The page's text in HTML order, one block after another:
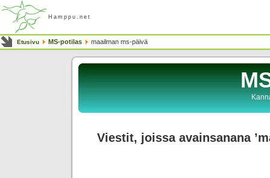
Hamppu.net
Etusivu MS-potilas maailman ms-päivä
Viestit, joissa avainsanana